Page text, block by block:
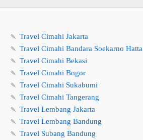
🍡 Travel Cimahi Jakarta
🍡 Travel Cimahi Bandara Soekarno Hatta
🍡 Travel Cimahi Bekasi
🍡 Travel Cimahi Bogor
🍡 Travel Cimahi Sukabumi
🍡 Travel Cimahi Tangerang
🍡 Travel Lembang Jakarta
🍡 Travel Lembang Bandung
🍡 Travel Subang Bandung